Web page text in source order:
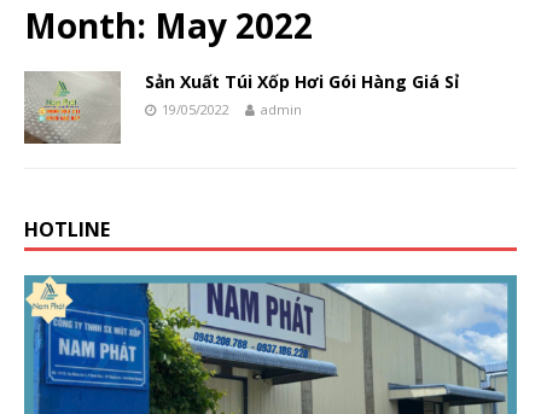
Month: May 2022
Sản Xuất Túi Xốp Hơi Gói Hàng Giá Sỉ
19/05/2022 admin
HOTLINE